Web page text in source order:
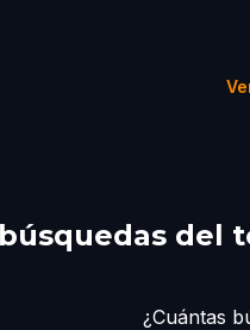
búsquedas del
¿Cuántas